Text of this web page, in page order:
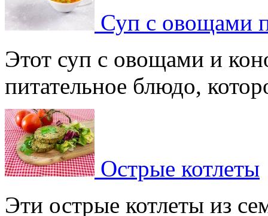
Суп с овощами
Этот суп с овощами и
питательное блюдо,
Острые котлеты
Эти острые котлеты из